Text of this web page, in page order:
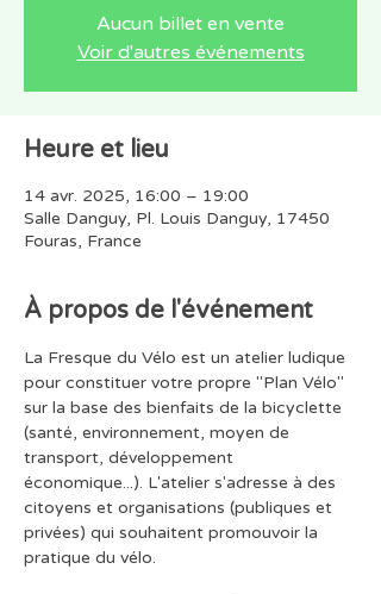
Aucun billet en vente
Voir d'autres événements
Heure et lieu
14 avr. 2025, 16:00 – 19:00
Salle Danguy, Pl. Louis Danguy, 17450
Fouras, France
À propos de l'événement
La Fresque du Vélo est un atelier ludique
pour constituer votre propre "Plan Vélo"
sur la base des bienfaits de la bicyclette
(santé, environnement, moyen de
transport, développement
économique...). L'atelier s'adresse à des
citoyens et organisations (publiques et
privées) qui souhaitent promouvoir la
pratique du vélo.